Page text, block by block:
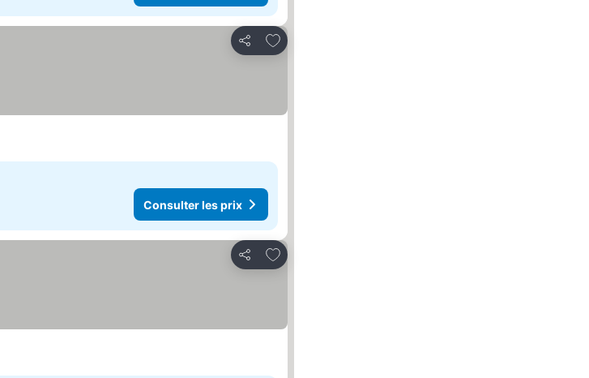
Partager
Ajouter à mes favoris
Consulter les prix
Partager
Ajouter à mes favoris